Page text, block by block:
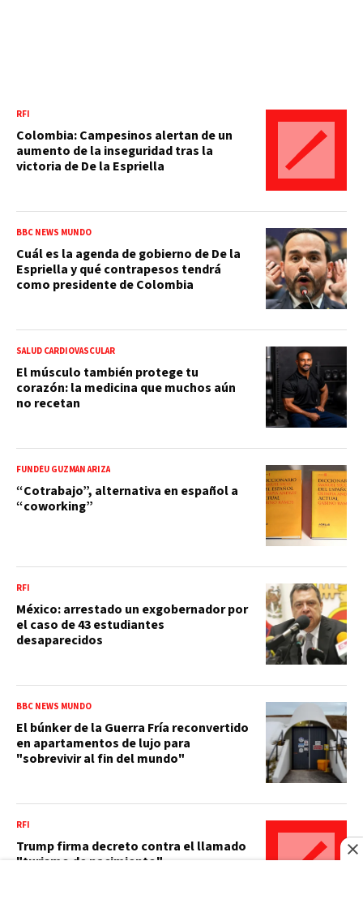
RFI
Colombia: Campesinos alertan de un
aumento de la inseguridad tras la
victoria de De la Espriella
BBC NEWS MUNDO
Cuál es la agenda de gobierno de De la
Espriella y qué contrapesos tendrá
como presidente de Colombia
SALUD CARDIOVASCULAR
El músculo también protege tu
corazón: la medicina que muchos aún
no recetan
FUNDÉU GUZMÁN ARIZA
“Cotrabajo”, alternativa en español a
“coworking”
RFI
México: arrestado un exgobernador por
el caso de 43 estudiantes
desaparecidos
BBC NEWS MUNDO
El búnker de la Guerra Fría reconvertido
en apartamentos de lujo para
"sobrevivir al fin del mundo"
RFI
Trump firma decreto contra el llamado
"turismo de nacimiento"